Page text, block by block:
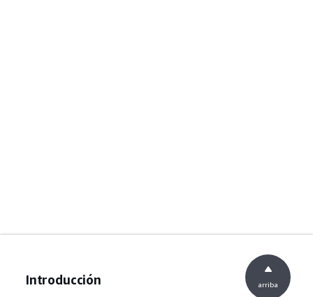
Introducción arriba